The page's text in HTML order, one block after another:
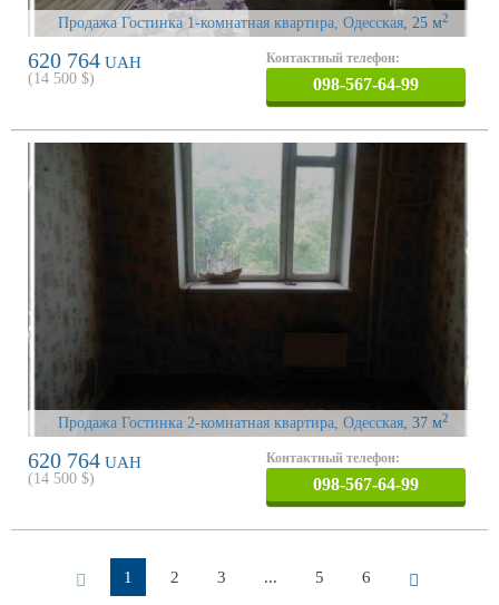
Продажа Гостинка 1-комнатная квартира, Одесская, 25 м2
620 764 UAH
(14 500 $)
Контактный телефон:
098-567-64-99
Продажа Гостинка 2-комнатная квартира, Одесская, 37 м2
620 764 UAH
(14 500 $)
Контактный телефон:
098-567-64-99
1 2 3 ... 5 6